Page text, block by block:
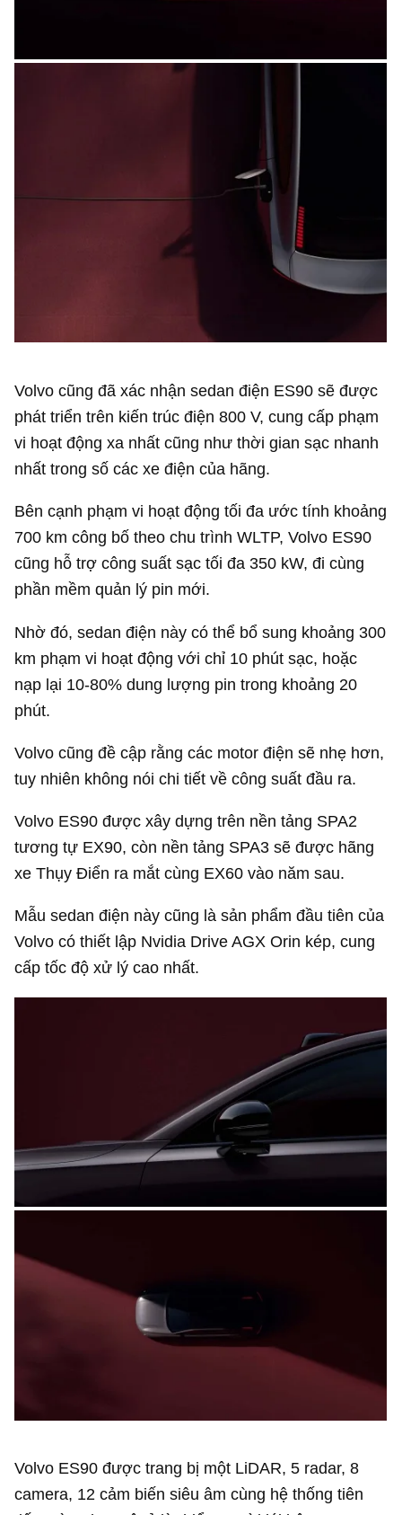
Volvo cũng đã xác nhận sedan điện ES90 sẽ được
phát triển trên kiến trúc điện 800 V, cung cấp phạm
vi hoạt động xa nhất cũng như thời gian sạc nhanh
nhất trong số các xe điện của hãng.
Bên cạnh phạm vi hoạt động tối đa ước tính khoảng
700 km công bố theo chu trình WLTP, Volvo ES90
cũng hỗ trợ công suất sạc tối đa 350 kW, đi cùng
phần mềm quản lý pin mới.
Nhờ đó, sedan điện này có thể bổ sung khoảng 300
km phạm vi hoạt động với chỉ 10 phút sạc, hoặc
nạp lại 10-80% dung lượng pin trong khoảng 20
phút.
Volvo cũng đề cập rằng các motor điện sẽ nhẹ hơn,
tuy nhiên không nói chi tiết về công suất đầu ra.
Volvo ES90 được xây dựng trên nền tảng SPA2
tương tự EX90, còn nền tảng SPA3 sẽ được hãng
xe Thụy Điển ra mắt cùng EX60 vào năm sau.
Mẫu sedan điện này cũng là sản phẩm đầu tiên của
Volvo có thiết lập Nvidia Drive AGX Orin kép, cung
cấp tốc độ xử lý cao nhất.
Volvo ES90 được trang bị một LiDAR, 5 radar, 8
camera, 12 cảm biến siêu âm cùng hệ thống tiên